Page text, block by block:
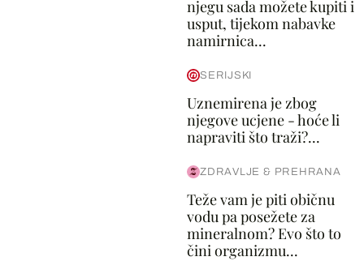
njegu sada možete kupiti i
usput, tijekom nabavke
namirnica...
SERIJSKI
Uznemirena je zbog
njegove ucjene - hoće li
napraviti što traži?...
ZDRAVLJE & PREHRANA
Teže vam je piti običnu
vodu pa posežete za
mineralnom? Evo što to
čini organizmu...